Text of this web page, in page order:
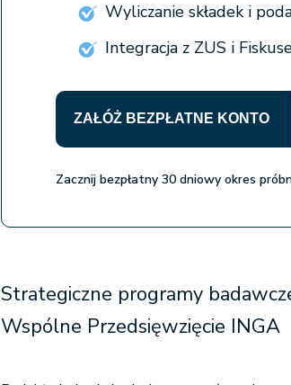
Wyliczanie składek i
Integracja z ZUS i
ZAŁÓŻ BEZPŁATNE KONTO
Zacznij bezpłatny 30 dniowy okres
Strategiczne programy
Wspólne Przedsięwzięcie INGA